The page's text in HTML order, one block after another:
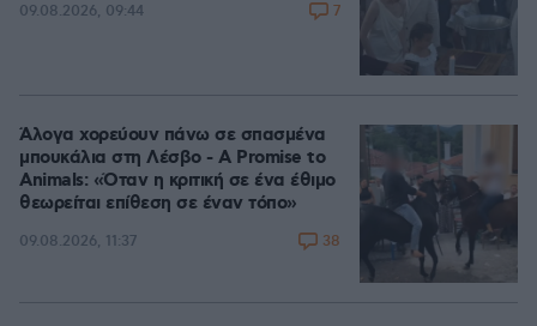
09.08.2026, 09:44 7
Άλογα χορεύουν πάνω σε σπασμένα
μπουκάλια στη Λέσβο - A Promise to
Animals: «Όταν η κριτική σε ένα έθιμο
θεωρείται επίθεση σε έναν τόπο»
09.08.2026, 11:37 38